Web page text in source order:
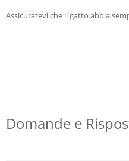
Assicuratevi che il gatto abbia
Domande e